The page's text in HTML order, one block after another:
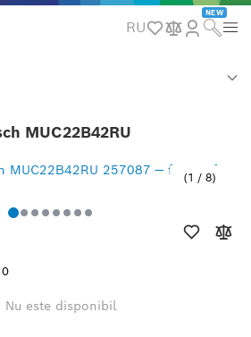
RU
NEW
MUC22B42RU
1 / 8
Nu este disponibil